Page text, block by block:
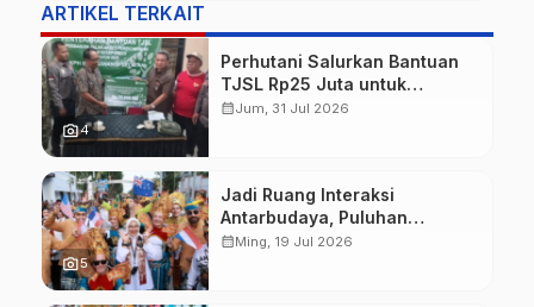
ARTIKEL TERKAIT
photo_camera4
Perhutani Salurkan Bantuan
TJSL Rp25 Juta untuk
Perbaikan Jalan Warga
calendar_monthJum, 31 Jul 2026
photo_camera5
Jadi Ruang Interaksi
Antarbudaya, Puluhan
Wisatawan Mancanegara
calendar_monthMing, 19 Jul 2026